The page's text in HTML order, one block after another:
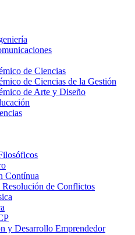
de Ciencias
de Ciencias de la Gestión
de Arte y Diseño
Contínua
de Conflictos
y Desarrollo Emprendedor